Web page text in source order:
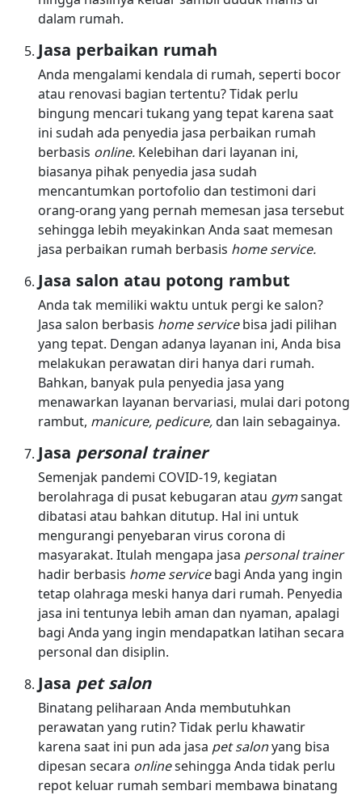
dalam rumah.
Jasa perbaikan rumah
Anda mengalami kendala di rumah, seperti bocor
atau renovasi bagian tertentu? Tidak perlu
bingung mencari tukang yang tepat karena saat
ini sudah ada penyedia jasa perbaikan rumah
berbasis online. Kelebihan dari layanan ini,
biasanya pihak penyedia jasa sudah
mencantumkan portofolio dan testimoni dari
orang-orang yang pernah memesan jasa tersebut
sehingga lebih meyakinkan Anda saat memesan
jasa perbaikan rumah berbasis home service.
Jasa salon atau potong rambut
Anda tak memiliki waktu untuk pergi ke salon?
Jasa salon berbasis home servicebisa jadi pilihan
yang tepat. Dengan adanya layanan ini, Anda bisa
melakukan perawatan diri hanya dari rumah.
Bahkan, banyak pula penyedia jasa yang
menawarkan layanan bervariasi, mulai dari potong
rambut, manicure, pedicure,dan lain sebagainya.
Jasa personal trainer
Semenjak pandemi COVID-19, kegiatan
berolahraga di pusat kebugaran atau gymsangat
dibatasi atau bahkan ditutup. Hal ini untuk
mengurangi penyebaran virus corona di
masyarakat. Itulah mengapa jasa personal trainer
hadir berbasis home servicebagi Anda yang ingin
tetap olahraga meski hanya dari rumah. Penyedia
jasa ini tentunya lebih aman dan nyaman, apalagi
bagi Anda yang ingin mendapatkan latihan secara
personal dan disiplin.
Jasa pet salon
Binatang peliharaan Anda membutuhkan
perawatan yang rutin? Tidak perlu khawatir
karena saat ini pun ada jasa pet salonyang bisa
dipesan secara onlinesehingga Anda tidak perlu
repot keluar rumah sembari membawa binatang